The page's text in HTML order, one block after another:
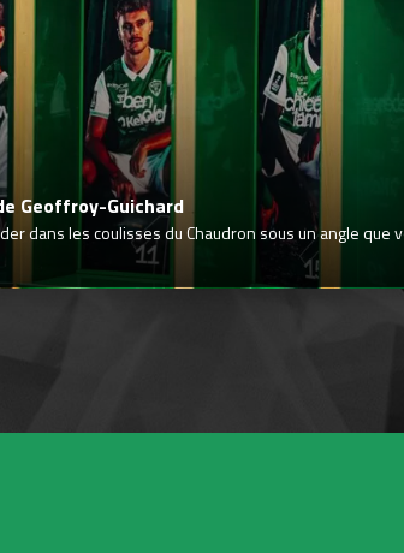
Geoffroy-Guichard
dans les coulisses du Chaudron sous un angle que